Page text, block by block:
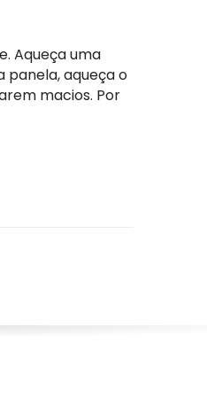
Aqueça uma
panela, aqueça o
macios. Por